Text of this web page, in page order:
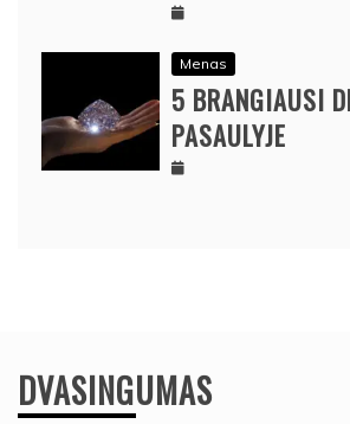
Menas
5 BRANGIAUSI
PASAULYJE
DVASINGUMAS